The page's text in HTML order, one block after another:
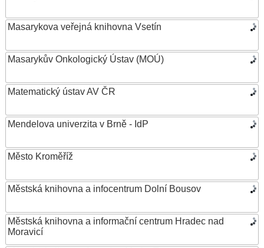
Masarykova veřejná knihovna Vsetín
Masarykův Onkologický Ústav (MOÚ)
Matematický ústav AV ČR
Mendelova univerzita v Brně - IdP
Město Kroměříž
Městská knihovna a infocentrum Dolní Bousov
Městská knihovna a informační centrum Hradec nad
Moravicí